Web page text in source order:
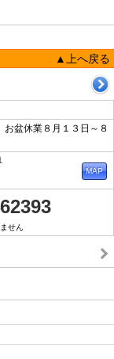
▲上へ戻る
盆休業８月１３日～８
せん